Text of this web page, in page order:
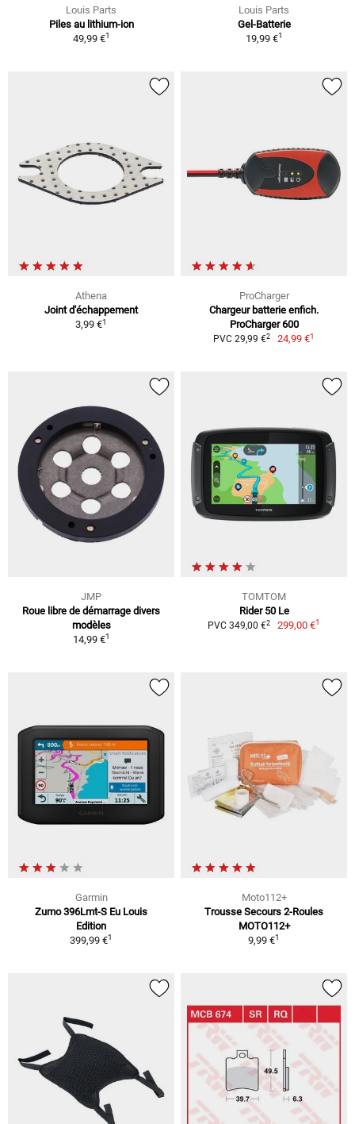
Louis Parts
Piles au lithium-ion
49,99 €1
Louis Parts
Gel-Batterie
19,99 €1
Athena
Joint d'échappement
3,99 €1
ProCharger
Chargeur batterie enfich.
ProCharger 600
PVC 29,99 €2 24,99 €1
JMP
Roue libre de démarrage divers
modèles
14,99 €1
TOMTOM
Rider 50 Le
PVC 349,00 €2 299,00 €1
Garmin
Zumo 396Lmt-S Eu Louis
Edition
399,99 €1
Moto112+
Trousse Secours 2-Roules
MOTO112+
9,99 €1